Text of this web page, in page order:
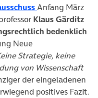
(öffnet in
Anfang März
Klaus Gärditz
bedenklich
Tab)
Neue
Strategie, keine
von Wissenschaft
der eingeladenen
positives Fazit.